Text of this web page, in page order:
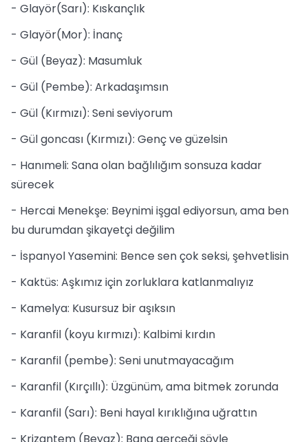
- Glayör(Sarı): Kıskançlık
- Glayör(Mor): İnanç
- Gül (Beyaz): Masumluk
- Gül (Pembe): Arkadaşımsın
- Gül (Kırmızı): Seni seviyorum
- Gül goncası (Kırmızı): Genç ve güzelsin
- Hanımeli: Sana olan bağlılığım sonsuza kadar
sürecek
- Hercai Menekşe: Beynimi işgal ediyorsun, ama ben
bu durumdan şikayetçi değilim
- İspanyol Yasemini: Bence sen çok seksi, şehvetlisin
- Kaktüs: Aşkımız için zorluklara katlanmalıyız
- Kamelya: Kusursuz bir aşıksın
- Karanfil (koyu kırmızı): Kalbimi kırdın
- Karanfil (pembe): Seni unutmayacağım
- Karanfil (Kırçıllı): Üzgünüm, ama bitmek zorunda
- Karanfil (Sarı): Beni hayal kırıklığına uğrattın